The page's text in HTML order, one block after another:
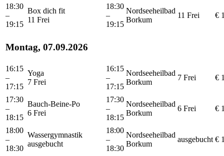
18:30
–
19:15
Box dich fit
11 Frei
18:30
–
19:15
Nordseeheilbad
Borkum
11 Frei €
Montag, 07.09.2026
16:15
–
17:15
Yoga
7 Frei
16:15
–
17:15
Nordseeheilbad
Borkum
7 Frei €
17:30
–
18:15
Bauch-Beine-Po
6 Frei
17:30
–
18:15
Nordseeheilbad
Borkum
6 Frei €
18:00
–
18:30
Wassergymnastik
ausgebucht
18:00
–
18:30
Nordseeheilbad
Borkum
ausgebucht €